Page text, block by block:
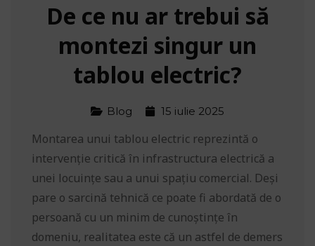
De ce nu ar trebui să
montezi singur un
tablou electric?
Blog 15 iulie 2025
Montarea unui tablou electric reprezintă o
intervenție critică în infrastructura electrică a
unei locuințe sau a unui spațiu comercial. Deși
pare o sarcină tehnică ce poate fi abordată de o
persoană cu un minim de cunoștințe în
domeniu, realitatea este că un astfel de demers